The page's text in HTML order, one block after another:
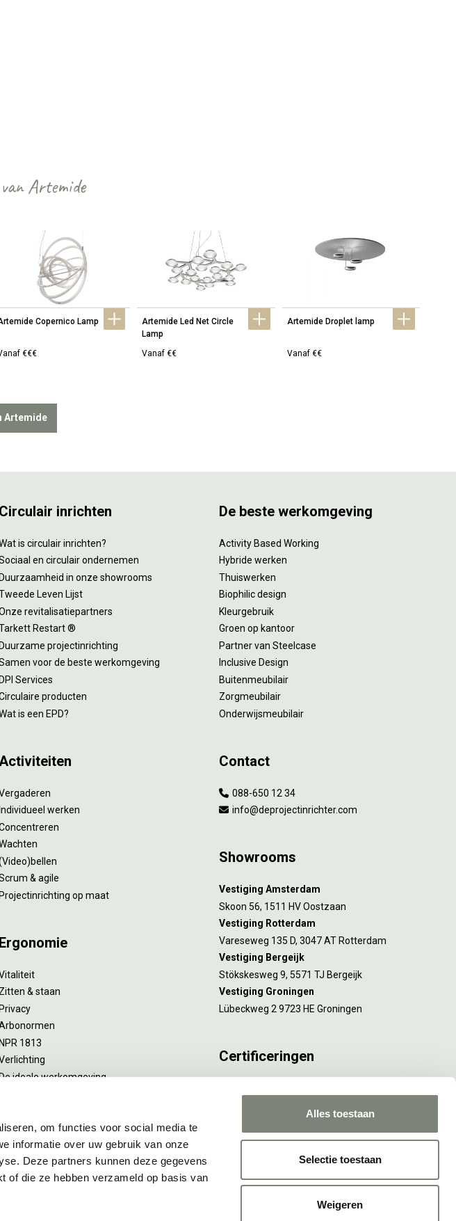
om functies voor social media te
informatie over uw gebruik van onze
Deze partners kunnen deze gegevens
of die ze hebben verzameld op basis van
Alles toestaan
Selectie toestaan
Weigeren
Artemide
Copernico Lamp
€€€
Artemide Led Net Circle
Lamp
Vanaf €€
Artemide Droplet lamp
Vanaf €€
Artemide
Circulair inrichten
is circulair inrichten?
en circulair ondernemen
Duurzaamheid in onze showrooms
Leven Lijst
revitalisatiepartners
Restart ®
Duurzame projectinrichting
voor de beste werkomgeving
DPI Services
producten
is een EPD?
Activiteiten
Individueel werken
& agile
Projectinrichting op maat
Ergonomie
Zitten & staan
Privacy
NPR 1813
ideale werkomgeving
De beste werkomgeving
Activity Based Working
Hybride werken
Thuiswerken
Biophilic design
Kleurgebruik
Groen op kantoor
Partner van Steelcase
Inclusive Design
Buitenmeubilair
Zorgmeubilair
Onderwijsmeubilair
Contact
088-650 12 34
info@deprojectinrichter.com
Showrooms
Vestiging Amsterdam
Skoon 56, 1511 HV Oostzaan
Vestiging Rotterdam
Vareseweg 135 D, 3047 AT Rotterdam
Vestiging Bergeijk
Stökskesweg 9, 5571 TJ Bergeijk
Vestiging Groningen
Lübeckweg 2 9723 HE Groningen
Certificeringen
Rotterdam en Culemborg.